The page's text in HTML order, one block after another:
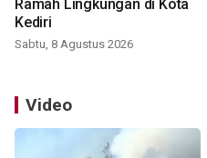
Ramah Lingkungan di Kota
Kediri
Sabtu, 8 Agustus 2026
Video